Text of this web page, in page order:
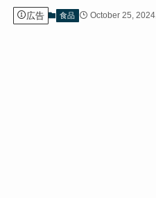
広告 食品 October 25, 2024